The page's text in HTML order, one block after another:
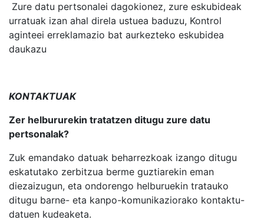
Zure datu pertsonalei dagokionez, zure eskubideak
urratuak izan ahal direla ustuea baduzu, Kontrol
aginteei erreklamazio bat aurkezteko eskubidea
daukazu
KONTAKTUAK
Zer helbururekin tratatzen ditugu zure datu
pertsonalak?
Zuk emandako datuak beharrezkoak izango ditugu
eskatutako zerbitzua berme guztiarekin eman
diezaizugun, eta ondorengo helburuekin tratauko
ditugu barne- eta kanpo-komunikaziorako kontaktu-
datuen kudeaketa.